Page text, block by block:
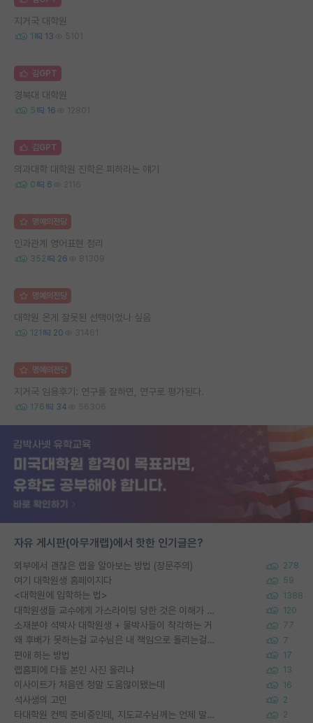
지거국 대학원
1 13 5101
김GPT
경북대 대학원
5 16 12801
김GPT
의과대학 대학원 진학은 피하라는 얘기
0 6 2116
명예의전당
인과관계 영어표현 정리
352 26 81309
명예의전당
대학원 온게 잘못된 선택이었나 싶음
121 20 31461
명예의전당
지거국 임용후기: 연구를 잘하면, 연구로 평가된다.
176 34 56306
자유 게시판(아무개랩)에서 핫한 인기글은?
외부에서 괜찮은 랩을 알아보는 방법 (장문주의) 278
여기 대학원생 홈페이지다 59
<대학원에 입학하는 법> 1388
대학원생들 교수에게 가스라이팅 당한 것은 이해가 갑니다. 안타깝네요. 120
소재분야 석박사 대학원생 + 물박사들이 착각하는 거 77
왜 후배가 못하는걸 교수님은 내 책임으로 돌리는걸까요? 7
편애 하는 방법 17
랩홈피에 다들 본인 사진 올리냐 13
이사이트가 처음엔 정말 도움많이됐는데 16
석사생의 고민 2
타대학원 컨텍 준비중인데, 지도교수님께는 언제 말씀드려야 할까요? 2